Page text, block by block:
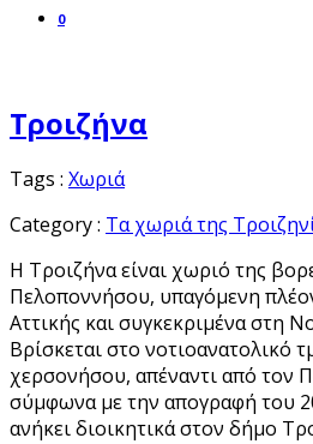
0
Τροιζήνα
Tags : Χωριά
Category : Τα χωριά της
Η Τροιζήνα είναι χωριό της
Πελοποννήσου, υπαγόμενη
Αττικής και συγκεκριμένα στη
Βρίσκεται στο νοτιοανατολικό
χερσονήσου, απέναντι από τον
σύμφωνα με την απογραφή του
ανήκει διοικητικά στον δήμο